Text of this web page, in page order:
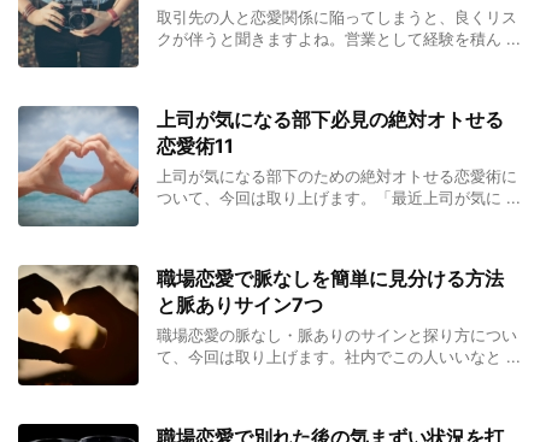
取引先の人と恋愛関係に陥ってしまうと、良くリス
クが伴うと聞きますよね。営業として経験を積ん ...
上司が気になる部下必見の絶対オトせる
恋愛術11
上司が気になる部下のための絶対オトせる恋愛術に
ついて、今回は取り上げます。「最近上司が気に ...
職場恋愛で脈なしを簡単に見分ける方法
と脈ありサイン7つ
職場恋愛の脈なし・脈ありのサインと探り方につい
て、今回は取り上げます。社内でこの人いいなと ...
職場恋愛で別れた後の気まずい状況を打